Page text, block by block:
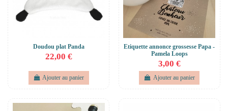
Doudou plat Panda
22,00 €
Ajouter au panier
Etiquette annonce grossesse Papa -
Pamela Loops
3,00 €
Ajouter au panier